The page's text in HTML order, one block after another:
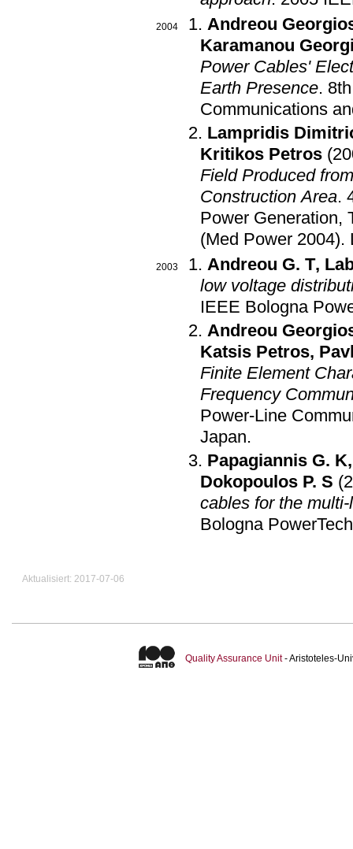
2004
Andreou
Karamanou
Power Cables'
Earth Presence.
Communications
Lampridis
Kritikos Petros
Field Produced
Construction Area.
Power Generation,
(Med Power 2004).
2003 Andreou G. T,
low voltage
IEEE Bologna
Andreou
Katsis Petros,
Finite Element
Frequency
Power-Line
Japan.
Papagiannis G. K
Dokopoulos P. S
cables for the
Bologna
Aktualisiert: 2017-07-06
Quality Assurance Unit- Aristoteles-